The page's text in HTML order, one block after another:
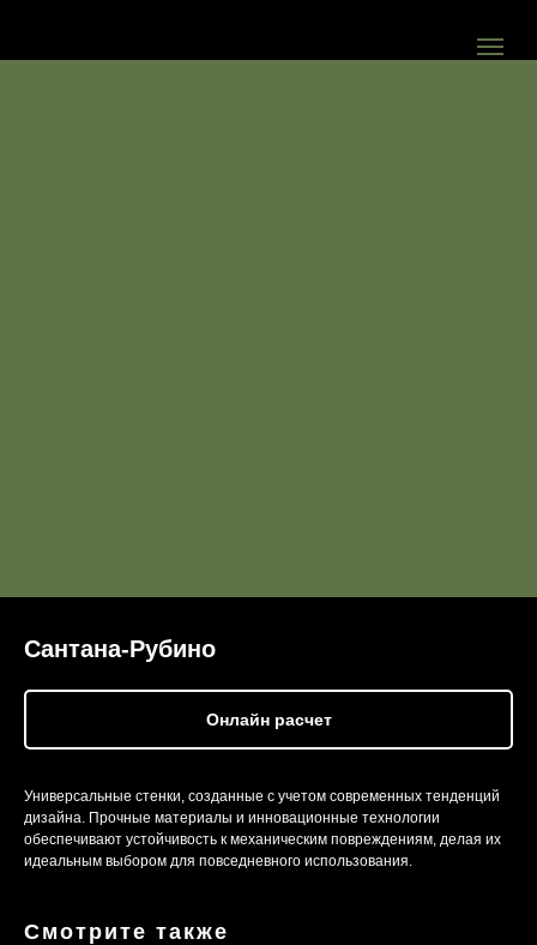
Сантана-Рубино
Онлайн расчет
Универсальные стенки, созданные с учетом современных тенденций
дизайна. Прочные материалы и инновационные технологии
обеспечивают устойчивость к механическим повреждениям, делая их
идеальным выбором для повседневного использования.
Смотрите также